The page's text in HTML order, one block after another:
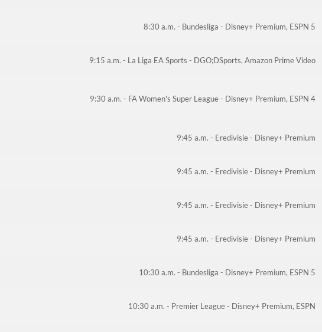
8:30 a.m. - Bundesliga - Disney+ Premium, ESPN 5
9:15 a.m. - La Liga EA Sports - DGO;DSports, Amazon Prime Video
9:30 a.m. - FA Women's Super League - Disney+ Premium, ESPN 4
9:45 a.m. - Eredivisie - Disney+ Premium
9:45 a.m. - Eredivisie - Disney+ Premium
9:45 a.m. - Eredivisie - Disney+ Premium
9:45 a.m. - Eredivisie - Disney+ Premium
10:30 a.m. - Bundesliga - Disney+ Premium, ESPN 5
10:30 a.m. - Premier League - Disney+ Premium, ESPN